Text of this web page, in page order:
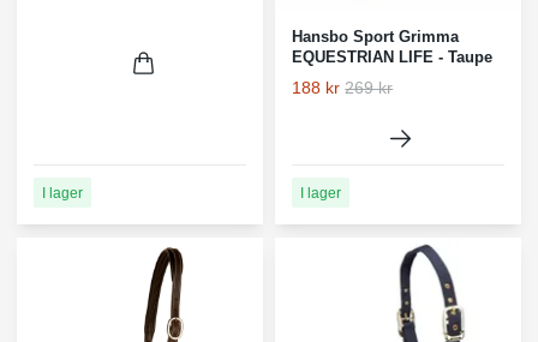
I lager
Hansbo Sport Grimma
EQUESTRIAN LIFE - Taupe
188 kr 269 kr
I lager